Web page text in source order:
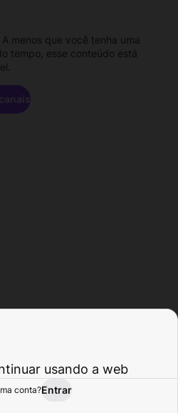
Atividade
menos que você tenha uma
tempo, esse conteúdo está
usando a web
conta?Entrar